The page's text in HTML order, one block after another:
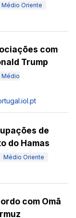
Médio Oriente
com
Trump
Médio
de
do Hamas
Médio Oriente
com Omã